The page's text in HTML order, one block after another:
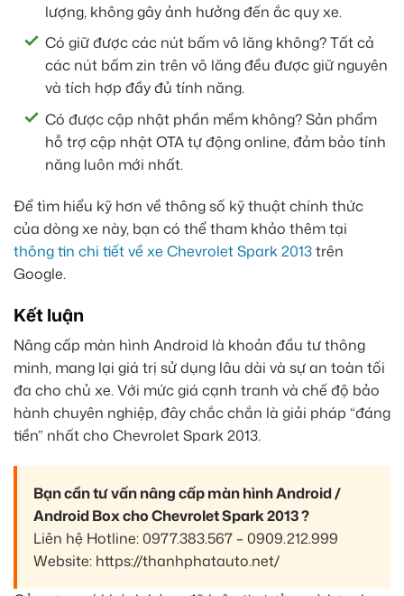
lượng, không gây ảnh hưởng đến ắc quy xe.
Có giữ được các nút bấm vô lăng không? Tất cả
các nút bấm zin trên vô lăng đều được giữ nguyên
và tích hợp đầy đủ tính năng.
Có được cập nhật phần mềm không? Sản phẩm
hỗ trợ cập nhật OTA tự động online, đảm bảo tính
năng luôn mới nhất.
Để tìm hiểu kỹ hơn về thông số kỹ thuật chính thức
của dòng xe này, bạn có thể tham khảo thêm tại
thông tin chi tiết về xe Chevrolet Spark 2013trên
Google.
Kết luận
Nâng cấp màn hình Android là khoản đầu tư thông
minh, mang lại giá trị sử dụng lâu dài và sự an toàn tối
đa cho chủ xe. Với mức giá cạnh tranh và chế độ bảo
hành chuyên nghiệp, đây chắc chắn là giải pháp “đáng
tiền” nhất cho Chevrolet Spark 2013.
Bạn cần tư vấn nâng cấp màn hình Android /
Android Box cho Chevrolet Spark 2013 ?
Liên hệ Hotline: 0977.383.567 – 0909.212.999
Website: https://thanhphatauto.net/